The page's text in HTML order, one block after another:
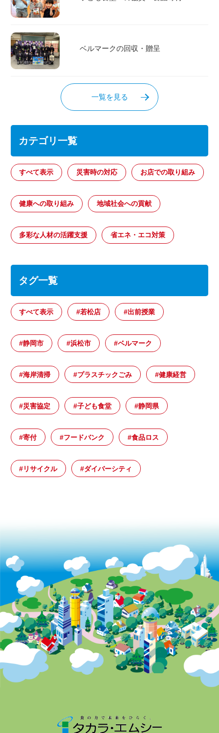
ベルマークの回収・贈呈
一覧を見る
カテゴリ一覧
すべて表示 災害時の対応 お店での取り組み
健康への取り組み 地域社会への貢献
多彩な人材の活躍支援 省エネ・エコ対策
タグ一覧
すべて表示 #若松店 #出前授業
#静岡市 #浜松市 #ベルマーク
#海岸清掃 #プラスチックごみ #健康経営
#災害協定 #子ども食堂 #静岡県
#寄付 #フードバンク #食品ロス
#リサイクル #ダイバーシティ